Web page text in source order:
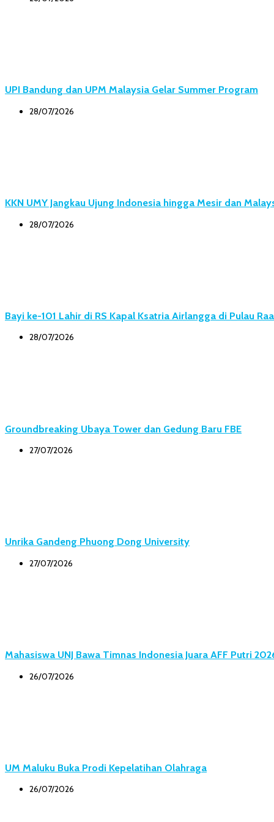
UPI Bandung dan UPM Malaysia Gelar Summer Program
28/07/2026
KKN UMY Jangkau Ujung Indonesia hingga Mesir dan
28/07/2026
Bayi ke-101 Lahir di RS Kapal Ksatria Airlangga di Pulau
28/07/2026
Groundbreaking Ubaya Tower dan Gedung Baru FBE
27/07/2026
Unrika Gandeng Phuong Dong University
27/07/2026
Mahasiswa UNJ Bawa Timnas Indonesia Juara AFF Putri
26/07/2026
UM Maluku Buka Prodi Kepelatihan Olahraga
26/07/2026